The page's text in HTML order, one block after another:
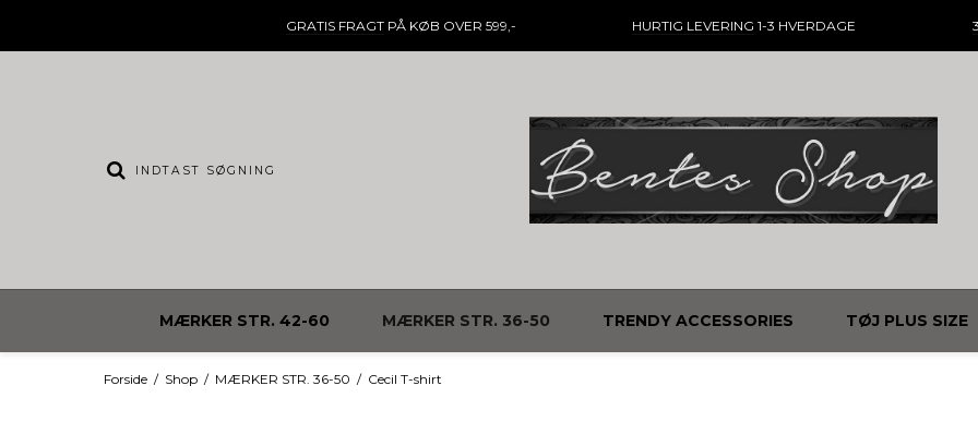
GRATIS FRAGTPÅ KØB OVER 599,- HURTIG LEVERING 1-3 HVERDAGE
MÆRKER STR. 42-60 MÆRKER STR. 36-50 TRENDY ACCESSORIES TØJ PLUS SIZE
Forside / Shop / MÆRKER STR. 36-50 / Cecil T-shirt